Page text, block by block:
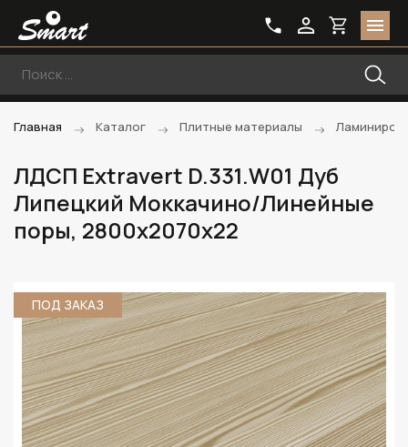
Главная Каталог Плитные материалы
ЛДСП Extravert D.331.W01 Дуб
Липецкий Моккачино/Линейные
поры, 2800х2070х22
ПОД ЗАКАЗ